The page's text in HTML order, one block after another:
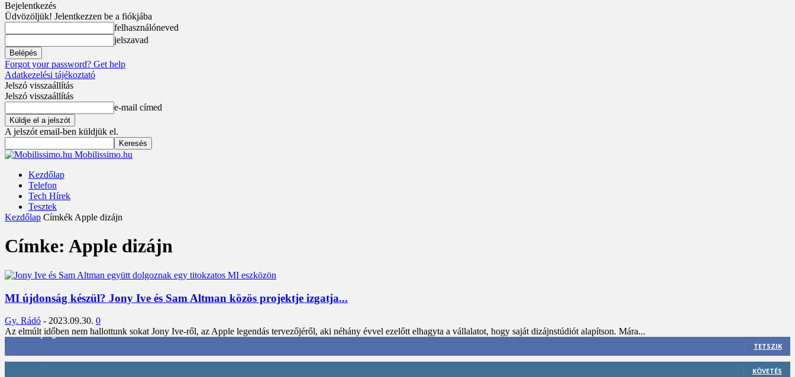
Bejelentkezés
Üdvözöljük! Jelentkezzen be a fiókjába
felhasználóneved
jelszavad
Forgot your password? Get help
Adatkezelési tájékoztató
Jelszó visszaállítás
Jelszó visszaállítás
e-mail címed
A jelszót email-ben küldjük el.
Mobilissimo.hu
Kezdőlap
Telefon
Tech Hírek
Tesztek
Kezdőlap Címkék Apple dizájn
Címke: Apple dizájn
MI újdonság készül? Jony Ive és Sam Altman közös projektje izgatja...
Gy. Rádó - 2023.09.30. 0
Az elmúlt időben nem hallottunk sokat Jony Ive-ről, az Apple legendás tervezőjéről, aki néhány évvel ezelőtt elhagyta a vállalatot, hogy saját dizájnstúdiót alapítson. Mára...
3,452 Rajongók
TETSZIK
KÖVETÉS